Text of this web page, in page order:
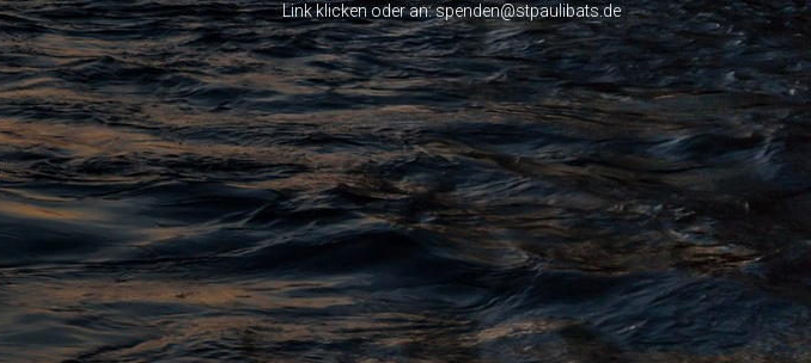
Link klicken oder an: spenden@stpaulibats.de